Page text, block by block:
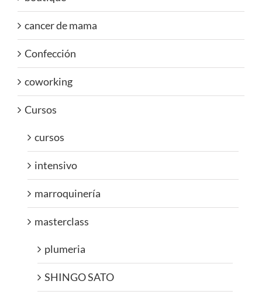
cancer de mama
Confección
coworking
Cursos
cursos
intensivo
marroquinería
masterclass
plumeria
SHINGO SATO